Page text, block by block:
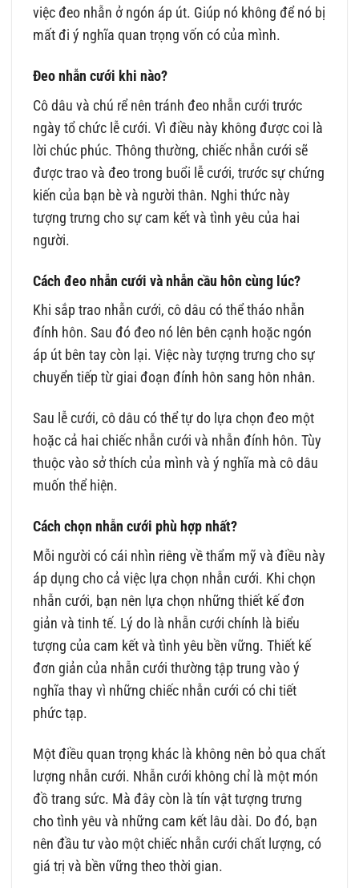
việc đeo nhẫn ở ngón áp út. Giúp nó không để nó bị
mất đi ý nghĩa quan trọng vốn có của mình.
Đeo nhẫn cưới khi nào?
Cô dâu và chú rể nên tránh đeo nhẫn cưới trước
ngày tổ chức lễ cưới. Vì điều này không được coi là
lời chúc phúc. Thông thường, chiếc nhẫn cưới sẽ
được trao và đeo trong buổi lễ cưới, trước sự chứng
kiến của bạn bè và người thân. Nghi thức này
tượng trưng cho sự cam kết và tình yêu của hai
người.
Cách đeo nhẫn cưới và nhẫn cầu hôn cùng lúc?
Khi sắp trao nhẫn cưới, cô dâu có thể tháo nhẫn
đính hôn. Sau đó đeo nó lên bên cạnh hoặc ngón
áp út bên tay còn lại. Việc này tượng trưng cho sự
chuyển tiếp từ giai đoạn đính hôn sang hôn nhân.
Sau lễ cưới, cô dâu có thể tự do lựa chọn đeo một
hoặc cả hai chiếc nhẫn cưới và nhẫn đính hôn. Tùy
thuộc vào sở thích của mình và ý nghĩa mà cô dâu
muốn thể hiện.
Cách chọn nhẫn cưới phù hợp nhất?
Mỗi người có cái nhìn riêng về thẩm mỹ và điều này
áp dụng cho cả việc lựa chọn nhẫn cưới. Khi chọn
nhẫn cưới, bạn nên lựa chọn những thiết kế đơn
giản và tinh tế. Lý do là nhẫn cưới chính là biểu
tượng của cam kết và tình yêu bền vững. Thiết kế
đơn giản của nhẫn cưới thường tập trung vào ý
nghĩa thay vì những chiếc nhẫn cưới có chi tiết
phức tạp.
Một điều quan trọng khác là không nên bỏ qua chất
lượng nhẫn cưới. Nhẫn cưới không chỉ là một món
đồ trang sức. Mà đây còn là tín vật tượng trưng
cho tình yêu và những cam kết lâu dài. Do đó, bạn
nên đầu tư vào một chiếc nhẫn cưới chất lượng, có
giá trị và bền vững theo thời gian.